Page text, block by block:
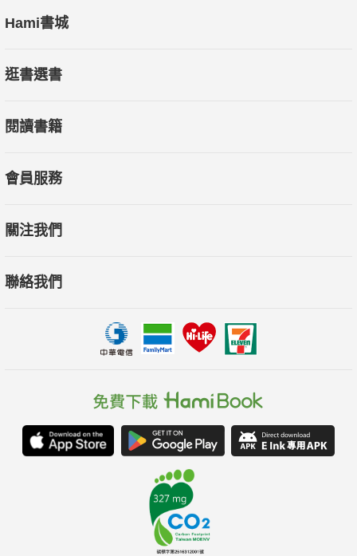
Hami書城
逛書選書
閱讀書籍
會員服務
關注我們
聯絡我們